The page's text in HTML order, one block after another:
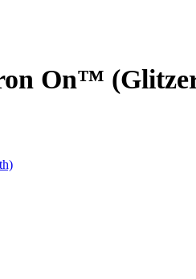
On™